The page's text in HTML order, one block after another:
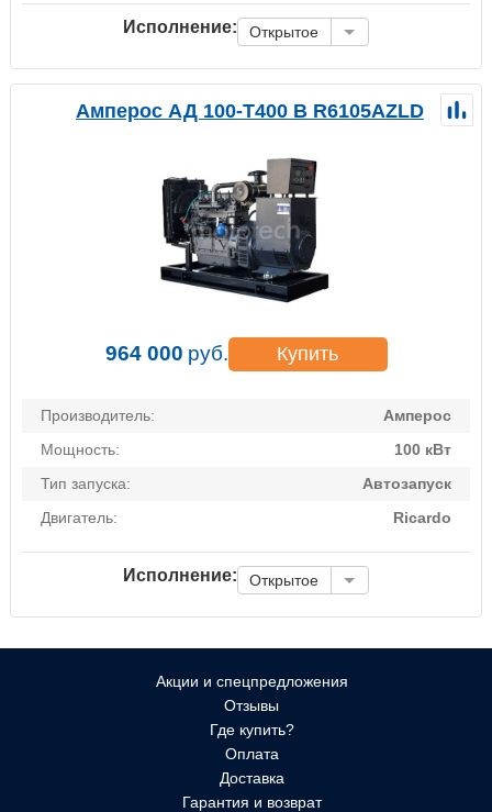
Исполнение: Открытое
Амперос АД 100-Т400 B R6105AZLD
964 000 руб. Купить
Производитель:
Амперос
Мощность:
100 кВт
Тип запуска:
Автозапуск
Двигатель:
Ricardo
Исполнение: Открытое
Акции и спецпредложения
Отзывы
Где купить?
Оплата
Доставка
Гарантия и возврат